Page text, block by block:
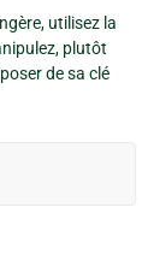
utilisez la
plutôt
de sa clé